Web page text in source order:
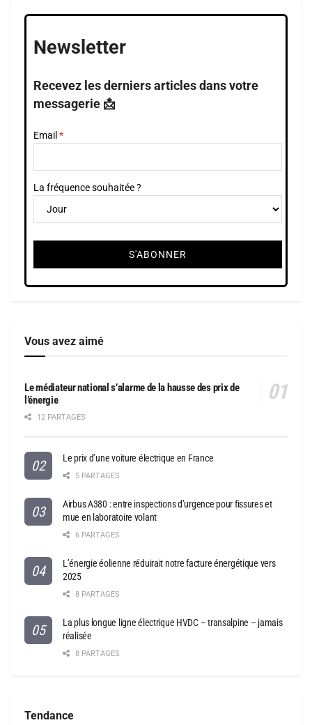
Newsletter
Recevez les derniers articles dans votre
messagerie 📩
Email
La fréquence souhaitée ?
Vous avez aimé
Le médiateur national s’alarme de la hausse des prix de
l’énergie
12 PARTAGES
Le prix d’une voiture électrique en France
5 PARTAGES
Airbus A380 : entre inspections d’urgence pour fissures et
mue en laboratoire volant
6 PARTAGES
L’énergie éolienne réduirait notre facture énergétique vers
2025
8 PARTAGES
La plus longue ligne électrique HVDC – transalpine – jamais
réalisée
8 PARTAGES
Tendance